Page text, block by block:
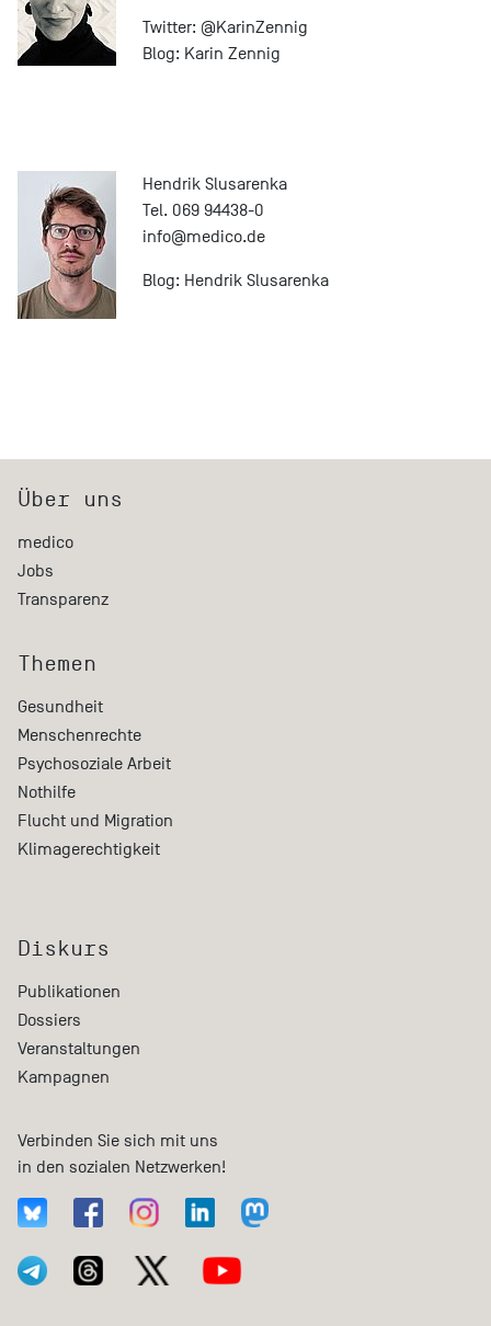
Twitter: @KarinZennig
Blog: Karin Zennig
Hendrik Slusarenka
Tel. 069 94438-0
info@medico.de
Blog: Hendrik Slusarenka
Über uns
medico
Jobs
Transparenz
Themen
Gesundheit
Menschenrechte
Psychosoziale Arbeit
Nothilfe
Flucht und Migration
Klimagerechtigkeit
Diskurs
Publikationen
Dossiers
Veranstaltungen
Kampagnen
Verbinden Sie sich mit uns
in den sozialen Netzwerken!